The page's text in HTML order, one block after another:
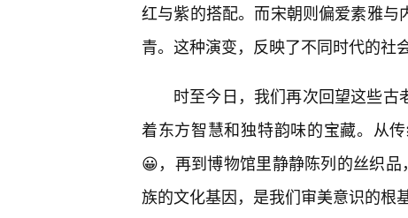
红与紫的搭配。而宋朝则偏爱素雅
青。这种演变，反映了不同时代的社
时至今日，我们再次回望这些
着东方智慧和独特韵味的宝藏。从
😀，再到博物馆里静静陈列的丝织
族的文化基因，是我们审美意识的根